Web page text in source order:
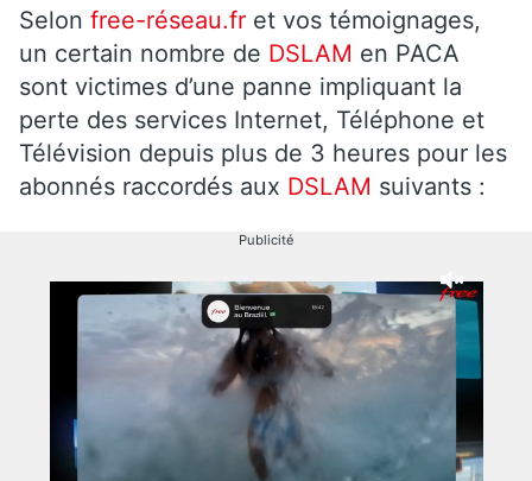
Selon free-réseau.fr et vos témoignages,
un certain nombre de DSLAM en PACA
sont victimes d’une panne impliquant la
perte des services Internet, Téléphone et
Télévision depuis plus de 3 heures pour les
abonnés raccordés aux DSLAM suivants :
Publicité